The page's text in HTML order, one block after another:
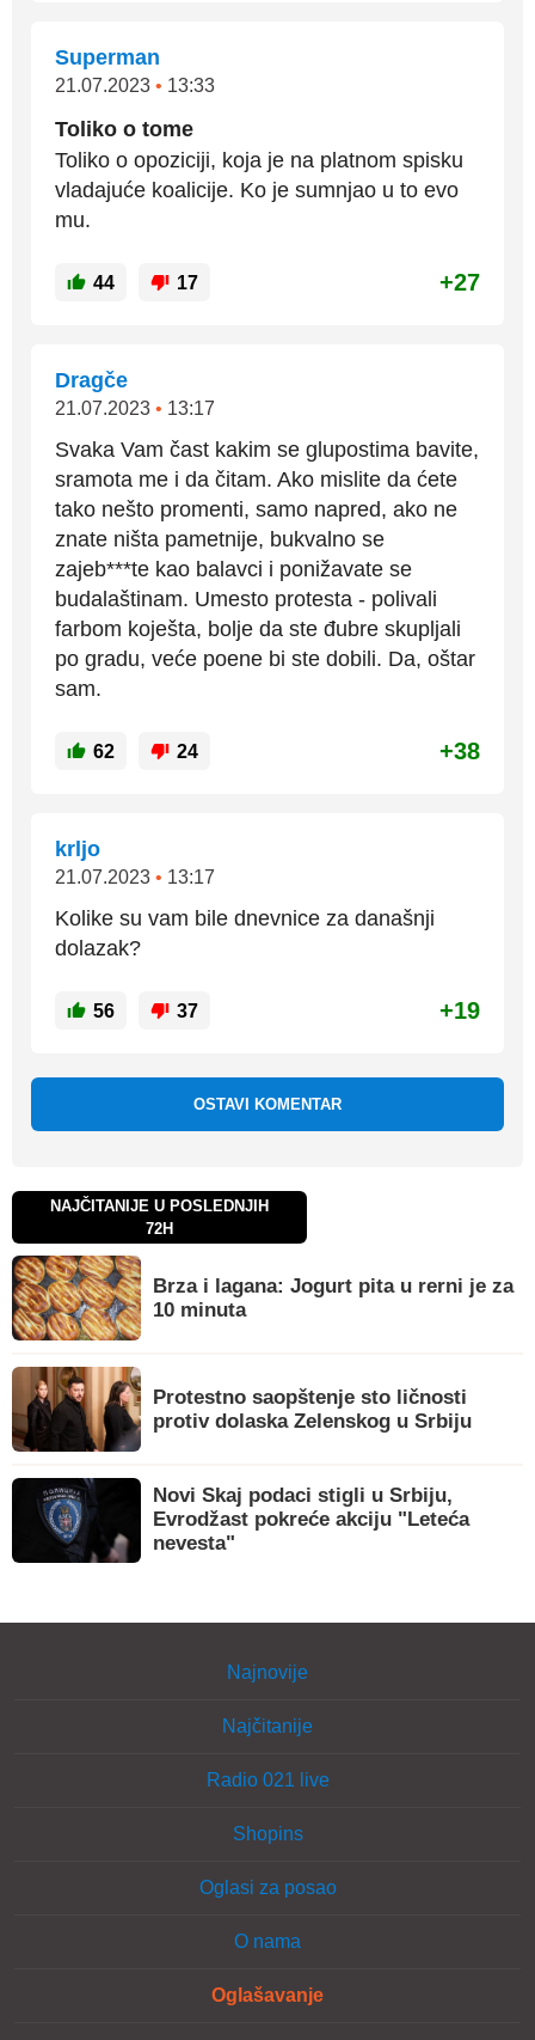
Superman
21.07.2023 • 13:33
Toliko o tome
Toliko o opoziciji, koja je na platnom spisku
vladajuće koalicije. Ko je sumnjao u to evo
mu.
44 17 +27
Dragče
21.07.2023 • 13:17
Svaka Vam čast kakim se glupostima bavite,
sramota me i da čitam. Ako mislite da ćete
tako nešto promenti, samo napred, ako ne
znate ništa pametnije, bukvalno se
zajeb***te kao balavci i ponižavate se
budalaštinam. Umesto protesta - polivali
farbom koješta, bolje da ste đubre skupljali
po gradu, veće poene bi ste dobili. Da, oštar
sam.
62 24 +38
krljo
21.07.2023 • 13:17
Kolike su vam bile dnevnice za današnji
dolazak?
56 37 +19
OSTAVI KOMENTAR
NAJČITANIJE U POSLEDNJIH
72H
Brza i lagana: Jogurt pita u rerni je za
10 minuta
Protestno saopštenje sto ličnosti
protiv dolaska Zelenskog u Srbiju
Novi Skaj podaci stigli u Srbiju,
Evrodžast pokreće akciju "Leteća
nevesta"
Najnovije
Najčitanije
Radio 021 live
Shopins
Oglasi za posao
O nama
Oglašavanje